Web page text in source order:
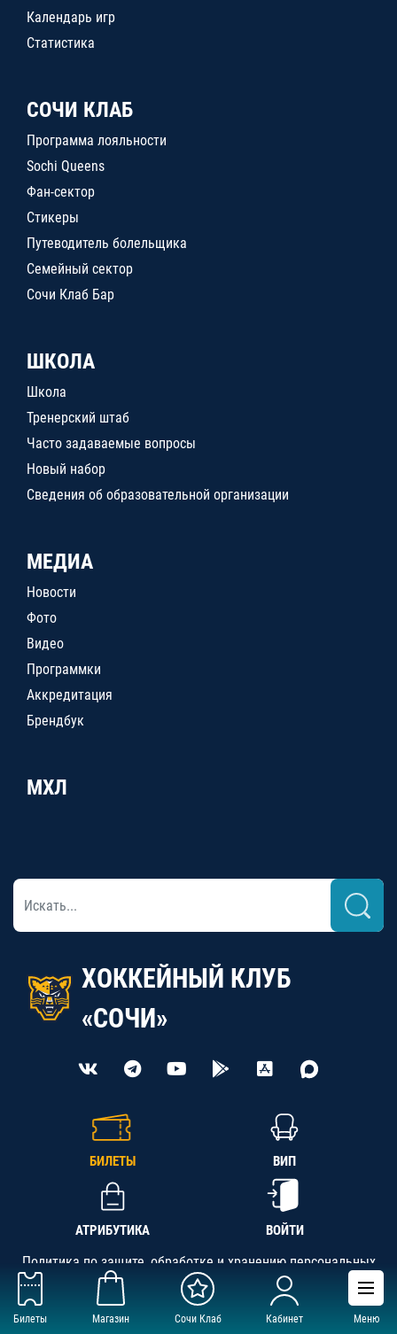
Билеты Магазин Сочи Клаб Кабинет Меню
Календарь игр
Статистика
СОЧИ КЛАБ
Программа лояльности
Sochi Queens
Фан-сектор
Стикеры
Путеводитель болельщика
Семейный сектор
Сочи Клаб Бар
ШКОЛА
Школа
Тренерский штаб
Часто задаваемые вопросы
Новый набор
Сведения об образовательной организации
МЕДИА
Новости
Фото
Видео
Программки
Аккредитация
Брендбук
МХЛ
ХОККЕЙНЫЙ КЛУБ
«СОЧИ»
БИЛЕТЫ ВИП
АТРИБУТИКА ВОЙТИ
Политика по защите, обработке и хранению персональных
данных
АНО «СК «Кубань-Регион», ОГРН 1142300002349,